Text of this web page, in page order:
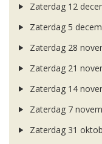
Zaterdag 12
Zaterdag 5
Zaterdag 28
Zaterdag 21
Zaterdag 14
Zaterdag 7
Zaterdag 31